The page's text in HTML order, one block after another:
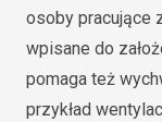
osoby pracujące
wpisane do
pomaga też
przykład